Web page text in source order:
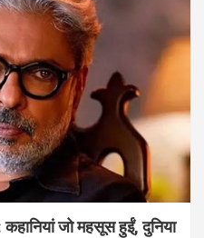
जो महसूस हुईं, दुनिया